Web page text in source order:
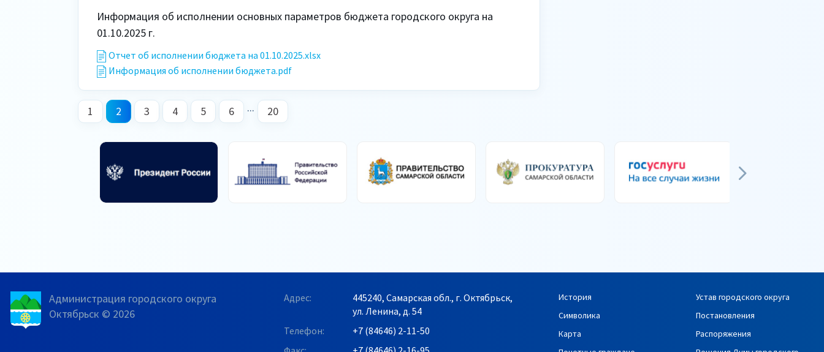
Информация об исполнении основных параметров бюджета городского округа на
01.10.2025 г.
Отчет об исполнении бюджета на 01.10.2025.xlsx
Информация об исполнении бюджета.pdf
1 2 3 4 5 6 ... 20
Администрация городского округа
Октябрьск © 2026
Адрес:
445240, Самарская обл., г. Октябрьск,
ул. Ленина, д. 54
Телефон:
+7 (84646) 2-11-50
История
Символика
Карта
Устав городского округа
Постановления
Распоряжения